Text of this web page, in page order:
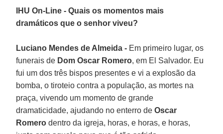
IHU On-Line - Quais os momentos mais
dramáticos que o senhor viveu?
Luciano Mendes de Almeida - Em primeiro lugar, os
funerais de Dom Oscar Romero, em El Salvador. Eu
fui um dos três bispos presentes e vi a explosão da
bomba, o tiroteio contra a população, as mortes na
praça, vivendo um momento de grande
dramaticidade, ajudando no enterro deOscar
Romero dentro da igreja, horas, e horas, e horas,